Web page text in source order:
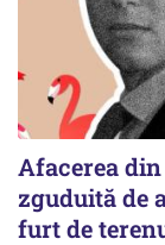
Afacerea
zguduită de
furt de